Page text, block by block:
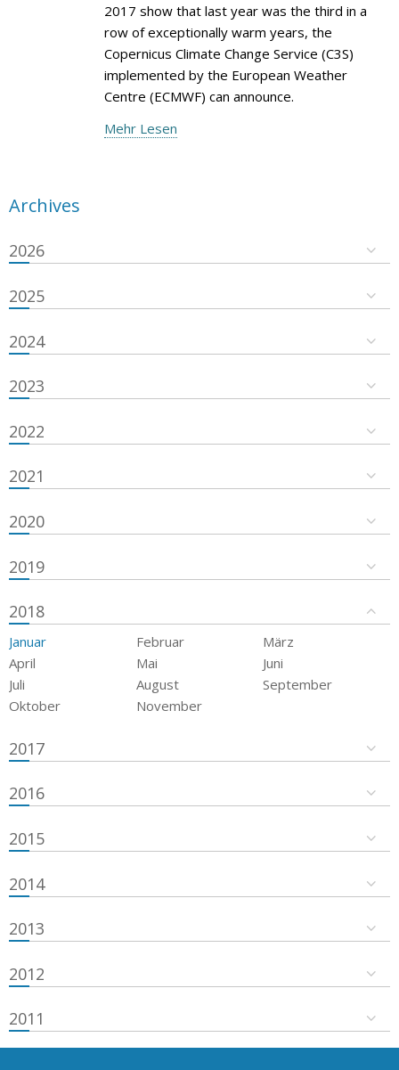
2017 show that last year was the third in a
row of exceptionally warm years, the
Copernicus Climate Change Service (C3S)
implemented by the European Weather
Centre (ECMWF) can announce.
Mehr Lesen
Archives
2026
2025
2024
2023
2022
2021
2020
2019
2018
Januar Februar
März
April
Mai
Juni
Juli
August
September
Oktober
November
2017
2016
2015
2014
2013
2012
2011